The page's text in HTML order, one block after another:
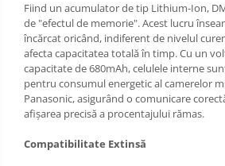
Fiind un acumulator de tip Lithium-Ion,
de "efectul de memorie". Acest lucru
încărcat oricând, indiferent de nivelul
afecta capacitatea totală în timp. Cu un
capacitate de 680mAh, celulele interne
pentru consumul energetic al camerelor
Panasonic, asigurând o comunicare
afișarea precisă a procentajului rămas.
Compatibilitate Extinsă